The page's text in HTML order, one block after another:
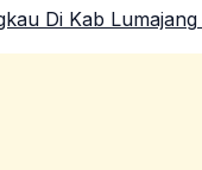
Di Kab Lumajang